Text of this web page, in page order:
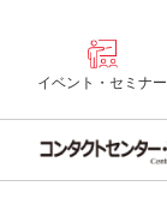
イベント・セミナー